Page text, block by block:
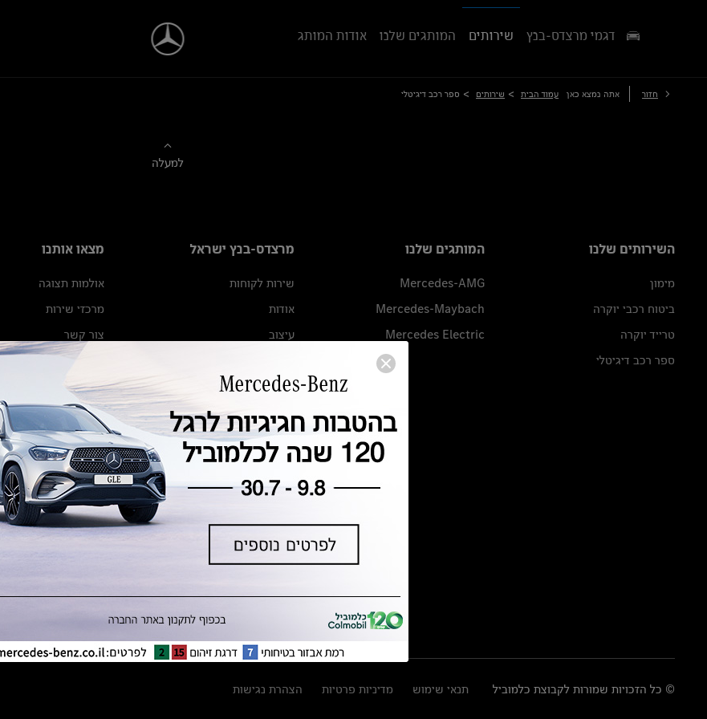
דגמי מרצדס-בנץ שירותים המותגים שלנו אודות המותג
חזור אתה נמצא כאן עמוד הבית > שירותים > ספר רכב דיגיטלי
למעלה
השירותים שלנו
מימון
ביטוח רכבי יוקרה
טרייד יוקרה
ספר רכב דיגיטלי
המותגים שלנו
Mercedes-AMG
Mercedes-Maybach
Mercedes Electric
מרצדס-בנץ ישראל
שירות לקוחות
אודות
עיצוב
מגזין מרצדס-בנץ
ספרי רכב מרצדס-בנץ
נתוני זיהום אוויר וצריכת דלק וחשמל
נתוני תווית צמיגים
מחירון חלפים
הודעה על הטבות לרכבי מרצדס בהסדר
מצאו אותנו
אולמות תצוגה
מרכזי שירות
צור קשר
© כל הזכויות שמורות לקבוצת כלמוביל תנאי שימוש מדיניות פרטיות הצהרת נגישות